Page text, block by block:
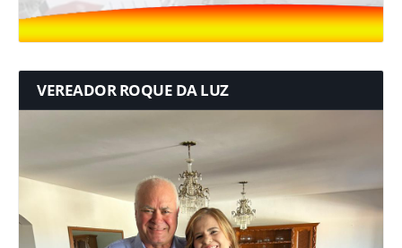
VEREADOR ROQUE DA LUZ